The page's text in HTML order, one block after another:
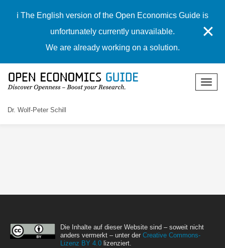
ℹ️ The English version of the Open Economics Guide is
unfortunately currently unavailable.
We are already working on a solution.
✕
Dr. Wolf-Peter Schill
Die Inhalte auf dieser Website sind – soweit nicht
anders vermerkt – unter der Creative Commons-
Lizenz BY 4.0 lizenziert.